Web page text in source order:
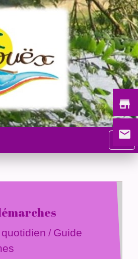
menu
/ Guide
store
email